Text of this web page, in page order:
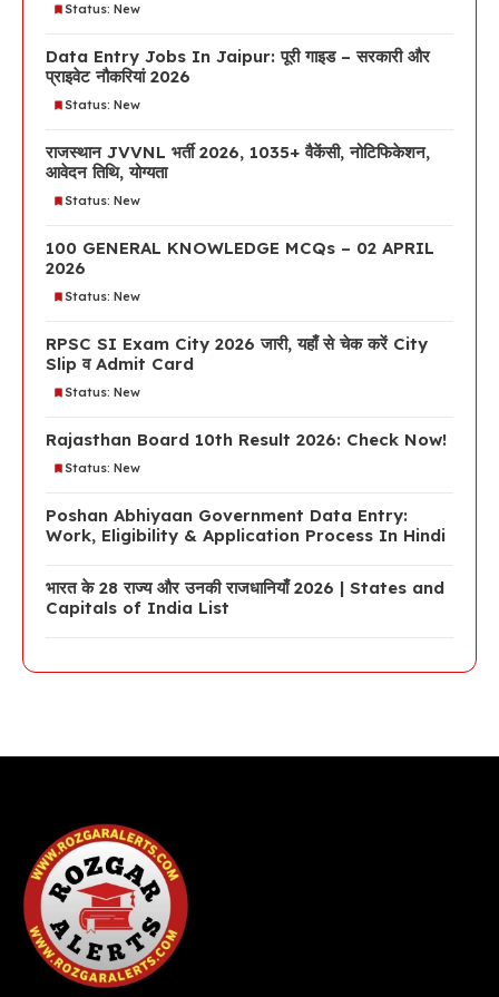
Status: New
Data Entry Jobs In Jaipur: पूरी गाइड – सरकारी और
प्राइवेट नौकरियां 2026
Status: New
राजस्थान JVVNL भर्ती 2026, 1035+ वैकेंसी, नोटिफिकेशन,
आवेदन तिथि, योग्यता
Status: New
100 GENERAL KNOWLEDGE MCQs – 02 APRIL
2026
Status: New
RPSC SI Exam City 2026 जारी, यहाँ से चेक करें City
Slip व Admit Card
Status: New
Rajasthan Board 10th Result 2026: Check Now!
Status: New
Poshan Abhiyaan Government Data Entry:
Work, Eligibility & Application Process In Hindi
भारत के 28 राज्य और उनकी राजधानियाँ 2026 | States and
Capitals of India List